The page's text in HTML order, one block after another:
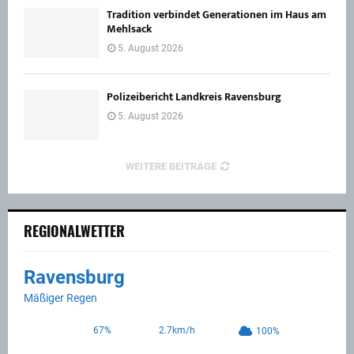
Tradition verbindet Generationen im Haus am
Mehlsack
5. August 2026
Polizeibericht Landkreis Ravensburg
5. August 2026
WEITERE BEITRÄGE
REGIONALWETTER
Ravensburg
Mäßiger Regen
67% 2.7km/h 100%